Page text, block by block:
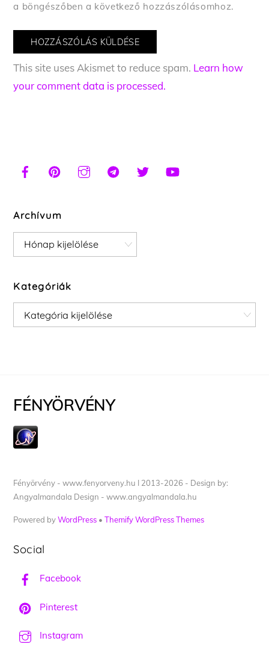
a böngészőben a következő hozzászólásomhoz.
This site uses Akismet to reduce spam. Learn how
your comment data is processed.
Archívum
Archívum
Kategóriák
Kategóriák
FÉNYÖRVÉNY
Fényörvény - www.fenyorveny.hu I 2013-2026 - Design by:
Angyalmandala Design - www.angyalmandala.hu
Powered byWordPress •Themify WordPress Themes
Social
Facebook
Pinterest
Instagram